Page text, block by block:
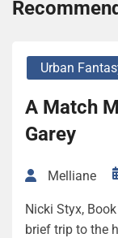
Urban
A Match
Garey
Melliane
Nicki Styx,
brief trip to the